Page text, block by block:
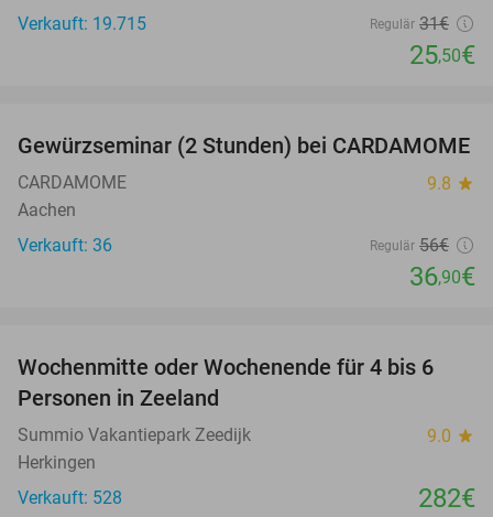
Verkauft: 19.715
Regulär 31€
25,50€
34%
Gewürzseminar (2 Stunden) bei CARDAMOME
CARDAMOME 9.8 star
Aachen
Verkauft: 36
Regulär 56€
36,90€
Wochenmitte oder Wochenende für 4 bis 6
Personen in Zeeland
Summio Vakantiepark Zeedijk 9.0 star
Herkingen
Verkauft: 528
282€